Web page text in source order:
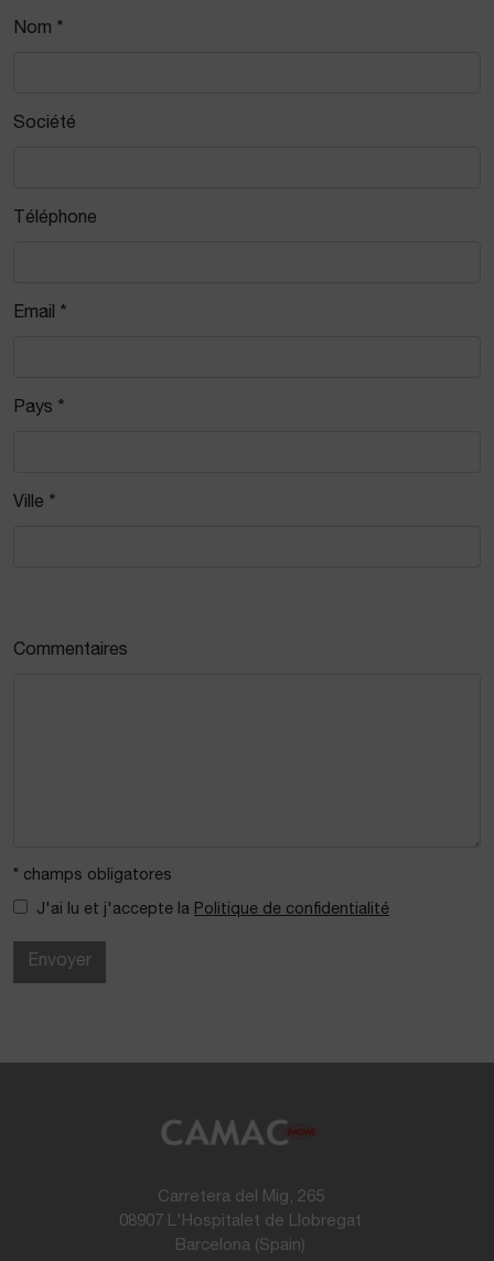
Nom *
Société
Téléphone
Email *
Pays *
Ville *
Commentaires
* champs obligatores
J'ai lu et j'accepte la Politique de confidentialité
Envoyer
Carretera del Mig, 265
08907 L'Hospitalet de Llobregat
Barcelona (Spain)